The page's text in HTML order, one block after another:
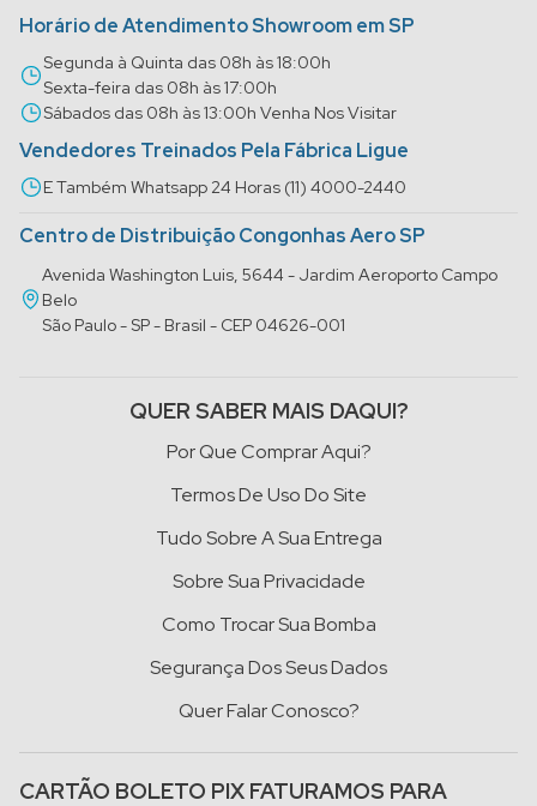
Horário de Atendimento Showroom em SP
Segunda à Quinta das 08h às 18:00h
Sexta-feira das 08h às 17:00h
Sábados das 08h às 13:00h Venha Nos Visitar
Vendedores Treinados Pela Fábrica Ligue
E Também Whatsapp 24 Horas (11) 4000-2440
Centro de Distribuição Congonhas Aero SP
Avenida Washington Luis, 5644 - Jardim Aeroporto Campo
Belo
São Paulo - SP - Brasil - CEP 04626-001
QUER SABER MAIS DAQUI?
Por Que Comprar Aqui?
Termos De Uso Do Site
Tudo Sobre A Sua Entrega
Sobre Sua Privacidade
Como Trocar Sua Bomba
Segurança Dos Seus Dados
Quer Falar Conosco?
CARTÃO BOLETO PIX FATURAMOS PARA